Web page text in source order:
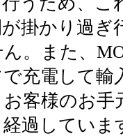
掛かり過ぎ
。また、
充電して輸
客様のお手
過していま